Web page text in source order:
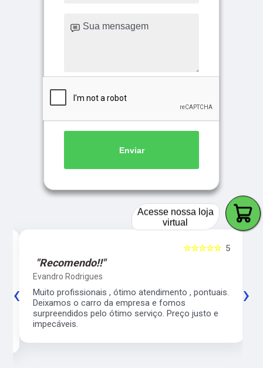
Enviar
5
☆☆☆☆☆
"Recomendo!!"
Evandro Rodrigues
Muito profissionais , ótimo atendimento , pontuais.
Deixamos o carro da empresa e fomos
surpreendidos pelo ótimo serviço. Preço justo e
impecáveis.
‹ ›
Acesse nossa loja
virtual